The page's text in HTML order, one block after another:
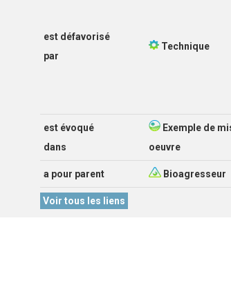
est défavorisé
par
Technique
est évoqué
dans
Exemple de
oeuvre
a pour parent Bioagresseur
Voir tous les liens